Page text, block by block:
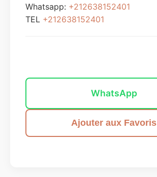
Whatsapp: +212638152401
TEL +212638152401
WhatsApp
Ajouter aux Favoris